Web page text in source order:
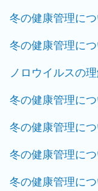
冬の健康管理に
冬の健康管理に
ノロウイルスの
冬の健康管理に
冬の健康管理に
冬の健康管理に
冬の健康管理に